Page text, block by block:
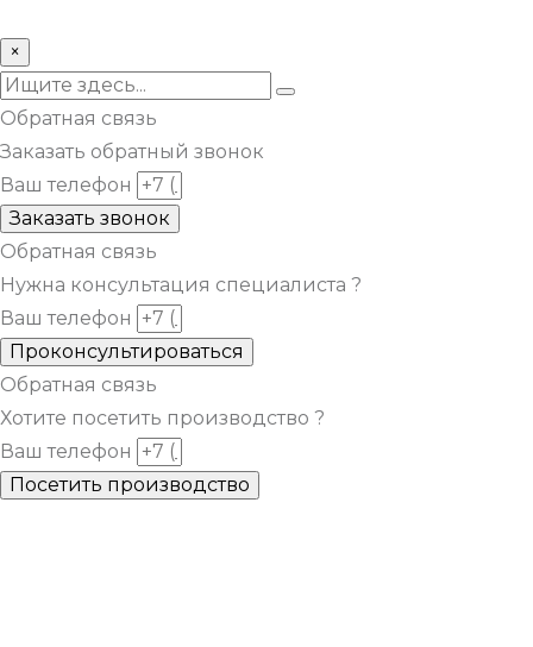
×
Обратная связь
Заказать обратный звонок
Ваш телефон
Заказать звонок
Обратная связь
Нужна консультация специалиста ?
Ваш телефон
Проконсультироваться
Обратная связь
Хотите посетить производство ?
Ваш телефон
Посетить производство